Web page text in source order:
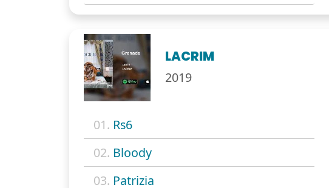
LACRIM
2019
01. Rs6
02. Bloody
03. Patrizia